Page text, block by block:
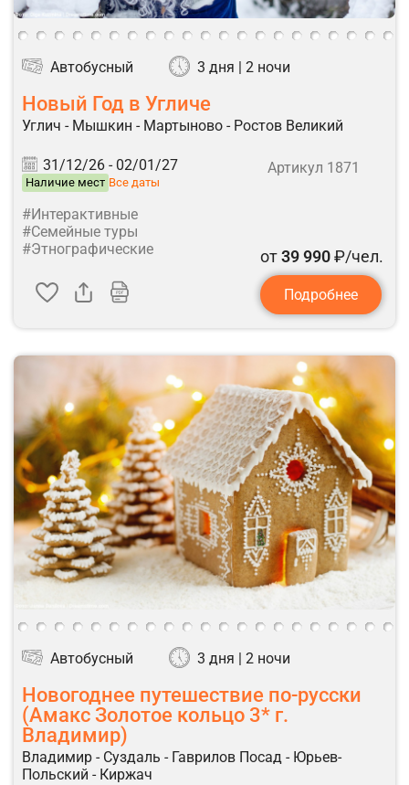
Автобусный 3 дня | 2 ночи
Новый Год в Угличе
Углич - Мышкин - Мартыново - Ростов Великий
31/12/26 - 02/01/27
Наличие мест Все даты
Артикул 1871
#Интерактивные
#Семейные туры
#Этнографические
от39 990₽/чел.
Подробнее
Автобусный 3 дня | 2 ночи
Новогоднее путешествие по-русски
(Амакс Золотое кольцо 3* г.
Владимир)
Владимир - Суздаль - Гаврилов Посад - Юрьев-
Польский - Киржач